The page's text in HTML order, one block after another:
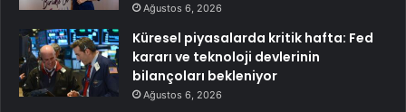
Ağustos 6, 2026
Küresel piyasalarda kritik hafta: Fed
kararı ve teknoloji devlerinin
bilançoları bekleniyor
Ağustos 6, 2026